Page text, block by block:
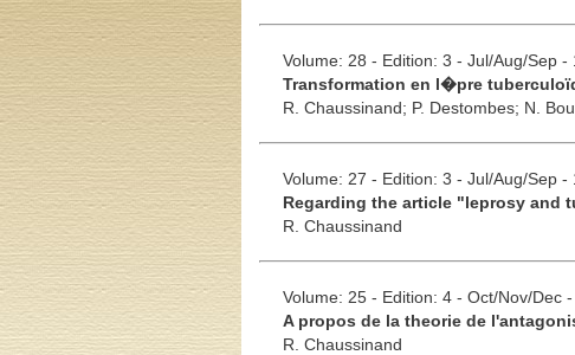
Volume: 28 - Edition: 3 - Jul/Aug/Sep -
Transformation en l�pre
R. Chaussinand; P. Destombes; N.
Volume: 27 - Edition: 3 - Jul/Aug/Sep -
Regarding the article "leprosy and
R. Chaussinand
Volume: 25 - Edition: 4 - Oct/Nov/Dec
A propos de la theorie de
R. Chaussinand